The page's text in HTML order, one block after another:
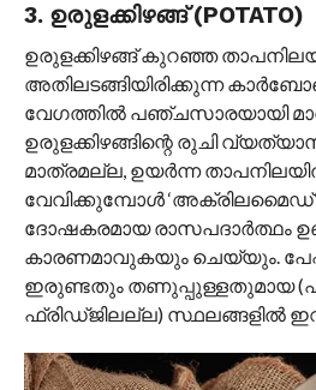
3. ഉരുളക്കിഴങ്ങ് (POTATO)
ഉരുളക്കിഴങ്ങ് കുറഞ്ഞ
അതിലടങ്ങിയിരിക്കുന്ന
വേഗത്തിൽ പഞ്ചസാരയായി
ഉരുളക്കിഴങ്ങിന്റെ രുചി
മാത്രമല്ല, ഉയർന്ന
വേവിക്കുമ്പോൾ ‘അക്രിലമൈഡ്’
ദോഷകരമായ രാസപദാർത്ഥം
കാരണമാവുകയും ചെയ്യും.
ഇരുണ്ടതും തണുപ്പുള്ളതുമായ
ഫ്രിഡ്ജിലല്ല) സ്ഥലങ്ങളിൽ